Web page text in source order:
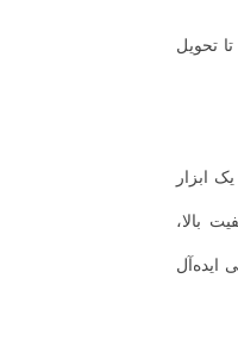
تحویل
ابزار
بالا،
ایده‌آل